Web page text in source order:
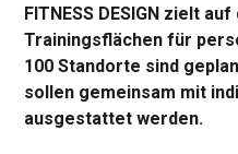
FITNESS DESIGN zielt
Trainingsflächen für
100 Standorte sind
sollen gemeinsam mit
ausgestattet werden.